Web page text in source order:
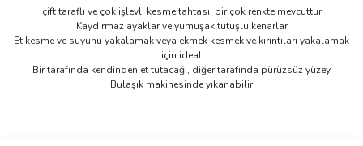
çift taraflı ve çok işlevli kesme tahtası, bir çok renkte mevcuttur
Kaydırmaz ayaklar ve yumuşak tutuşlu kenarlar
Et kesme ve suyunu yakalamak veya ekmek kesmek ve kırıntıları yakalamak
için ideal
Bir tarafında kendinden et tutacağı, diğer tarafında pürüzsüz yüzey
Bulaşık makinesinde yıkanabilir